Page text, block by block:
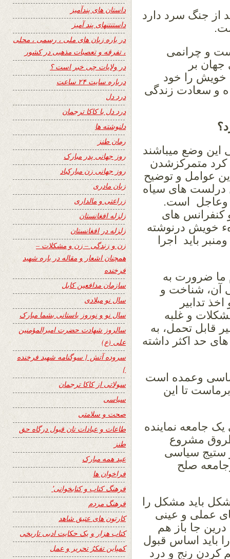
از جنگ سرد دارد
و چرانمی
بر
را خود
و سعادت زندگی
وضع میباشند
کرد متمرکزشدن
عوامل و توضیح
درلست های سیاه
وعاجل است.
های
خویش درنوشته
باید اجرا
ما ضرورت به
آن، شناخت و
تدابیر
و غلبه
قابل تحمل، به
حد اکثر داشته
وعمده است
تا این
جامعه نماینده
مشروع
ستیج سیاسی
صلح
باید مشکل را
عملی و عینی
جا باز هم
باید اساس قبول
کردن رنج و درد
داستان های پندآمیز
داستنتنهای پند آمیز
در باره زبان های ملی ، رسمی ، محلی
، تفرقه و تعصبات مذهبی در کشور
در ولایات چی خبر است ؟
درباره سایت ۲۴ ساعت
درد دل
درد دل با کاکا ترجمان
دلنوشته ها
رمان طنز
روز جهانی پدر مبارک
روز جهانی زن مبارکباد
زبان مادری
زراعتی و مالداری
زلزله افغانستان
زلزله در افغانستان
زن و زندگی – زن و مشکلات –
همچنان اشعار و مقاله در باره شهید
فرخنده
سازمان مدافعین کابل
سال نو میلادی
سال نو و نوروز باستانی بشما مبارک
سالروز شهادت حضرت امیرالمؤمنین
علی (ع)
سروده آتش { سوگنامه شهید فرخنده
}
سولاتی از کاکا ترجمان
سیاسی
صحت و سلامتی
طاعات و عبادات تان قبول درگاه حق
طنز
عید همه مبارک
فراخوان ها
فرهنگ کتاب و کتابخوانی٬
فرهنگ مردم
کارتون های عتیق شاهد
کتاب هزار و یک حکایت ادبی تاریخی
کمپاین تفکرُ تحریر و عمل